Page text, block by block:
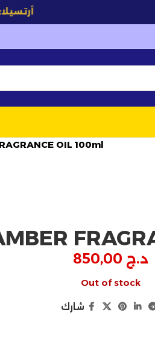
أرتسيلا:جودة
OIL 100ml
د.ج
Out of stock
شارك